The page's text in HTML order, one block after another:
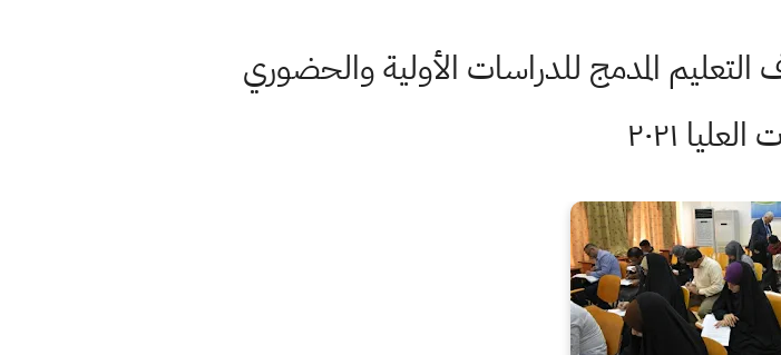
المدمج للدراسات الأولية والحضوري
٢٠٢١